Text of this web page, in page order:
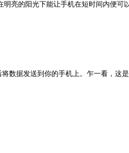
亮的阳光下能让手机在短时间内便可
数据发送到你的手机上。乍一看，这